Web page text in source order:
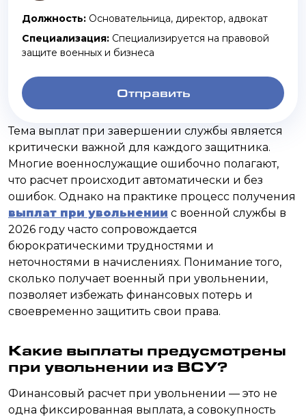
Должность: Основательница, директор, адвокат
Специализация: Специализируется на правовой
защите военных и бизнеса
Отправить
Тема выплат при завершении службы является
критически важной для каждого защитника.
Многие военнослужащие ошибочно полагают,
что расчет происходит автоматически и без
ошибок. Однако на практике процесс получения
выплат при увольнении с военной службы в
2026 году часто сопровождается
бюрократическими трудностями и
неточностями в начислениях. Понимание того,
сколько получает военный при увольнении,
позволяет избежать финансовых потерь и
своевременно защитить свои права.
Какие выплаты предусмотрены
при увольнении из ВСУ?
Финансовый расчет при увольнении — это не
одна фиксированная выплата, а совокупность